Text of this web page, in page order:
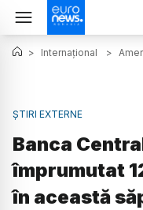
> Internațional >
ȘTIRI EXTERNE
Banca
împrumutat
în această